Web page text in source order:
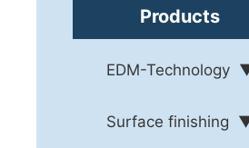
Products
EDM-Technology
Surface finishing